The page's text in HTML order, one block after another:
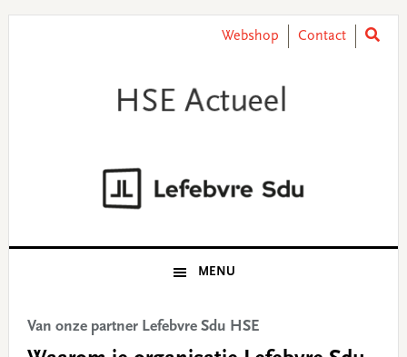
Webshop Contact
MENU
Van onze partner Lefebvre Sdu HSE